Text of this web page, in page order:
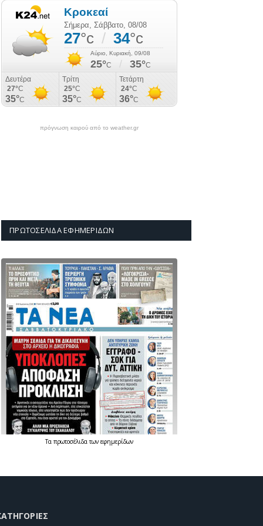
πρόγνωση καιρού από το weather.gr
ΠΡΩΤΟΣΈΛΙΔΑ ΕΦΗΜΕΡΊΔΩΝ
Τα πρωτοσέλιδατων εφημερίδων